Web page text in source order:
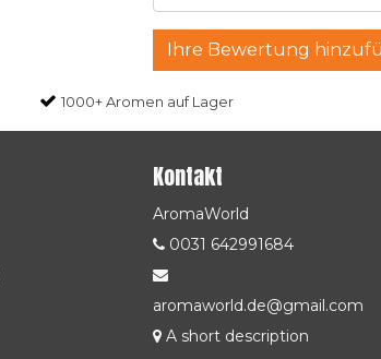
Ihre Bewertung
1000+ Aromen auf Lager
Kontakt
AromaWorld
0031 642991684
aromaworld.de@gmail.com
A short description